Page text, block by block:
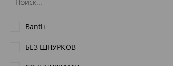
Bantlı
БЕЗ ШНУРКОВ